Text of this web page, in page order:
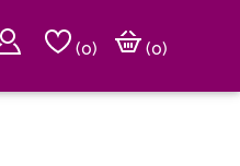
(0)
(0)